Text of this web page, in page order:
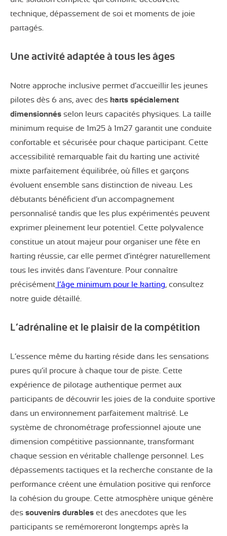
technique, dépassement de soi et moments de joie
partagés.
Une activité adaptée à tous les âges
Notre approche inclusive permet d’accueillir les jeunes
pilotes dès 6 ans, avec des karts spécialement
dimensionnés selon leurs capacités physiques. La taille
minimum requise de 1m25 à 1m27 garantit une conduite
confortable et sécurisée pour chaque participant. Cette
accessibilité remarquable fait du karting une activité
mixte parfaitement équilibrée, où filles et garçons
évoluent ensemble sans distinction de niveau. Les
débutants bénéficient d’un accompagnement
personnalisé tandis que les plus expérimentés peuvent
exprimer pleinement leur potentiel. Cette polyvalence
constitue un atout majeur pour organiser une fête en
karting réussie, car elle permet d’intégrer naturellement
tous les invités dans l’aventure. Pour connaître
précisément l’âge minimum pour le karting , consultez
notre guide détaillé.
L’adrénaline et le plaisir de la compétition
L’essence même du karting réside dans les sensations
pures qu’il procure à chaque tour de piste. Cette
expérience de pilotage authentique permet aux
participants de découvrir les joies de la conduite sportive
dans un environnement parfaitement maîtrisé. Le
système de chronométrage professionnel ajoute une
dimension compétitive passionnante, transformant
chaque session en véritable challenge personnel. Les
dépassements tactiques et la recherche constante de la
performance créent une émulation positive qui renforce
la cohésion du groupe. Cette atmosphère unique génère
des souvenirs durables et des anecdotes que les
participants se remémoreront longtemps après la